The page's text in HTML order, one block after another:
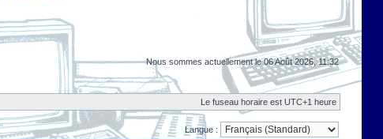
Nous sommes actuellement le 06 Août 2026, 11:32
Le fuseau horaire est UTC+1 heure
Langue :